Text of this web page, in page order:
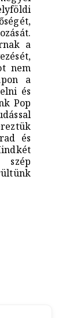
a
nem
a
és
Pop
és